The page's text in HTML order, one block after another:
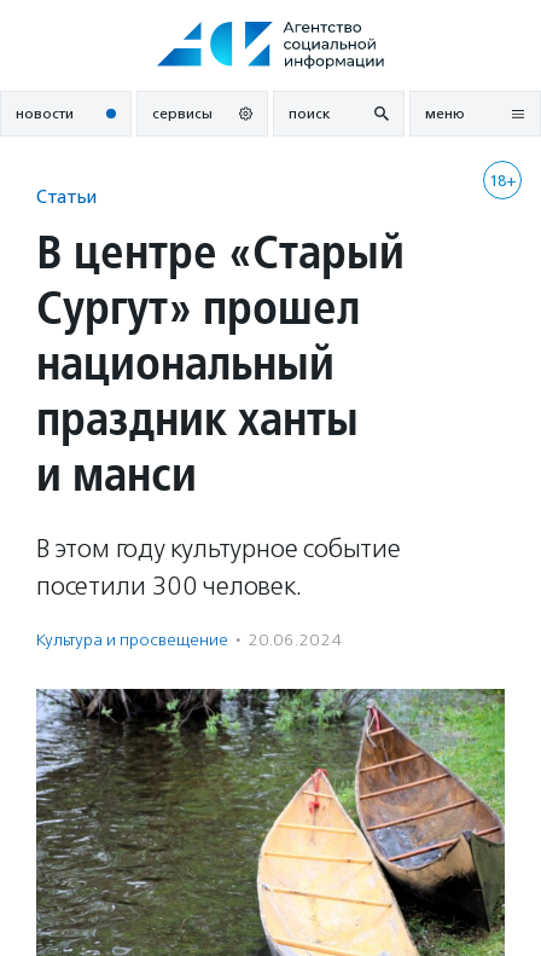
новости сервисы поиск меню
18+
Статьи
В центре «Старый
Сургут» прошел
национальный
праздник ханты
и манси
В этом году культурное событие
посетили 300 человек.
Культура и просвещение · 20.06.2024